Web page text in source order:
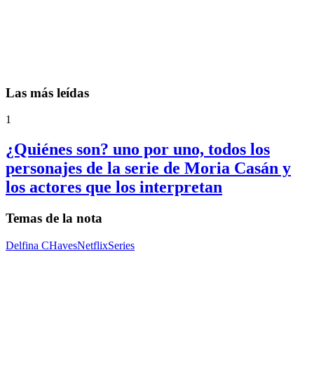
Las más leídas
1
¿Quiénes son? uno por uno, todos los
personajes de la serie de Moria Casán y
los actores que los interpretan
Temas de la nota
Delfina CHavesNetflixSeries